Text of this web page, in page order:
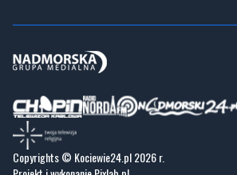
Copyrights © Kociewie24.pl 2026 r.